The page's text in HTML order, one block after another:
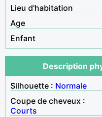
Lieu d'habitation
Age
Enfant
Description
Silhouette : Normale
Coupe de cheveux :
Courts